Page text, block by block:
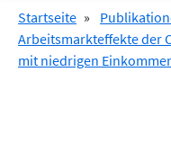
Startseite »
Arbeitsmarkteffekte der
mit niedrigen